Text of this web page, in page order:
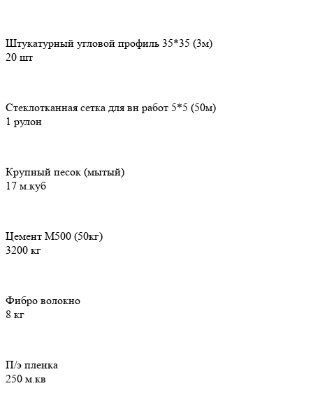
Штукатурный угловой профиль 35*35 (3м)
20 шт
Стеклотканная сетка для вн работ 5*5 (50м)
1 рулон
Крупный песок (мытый)
17 м.куб
Цемент М500 (50кг)
3200 кг
Фибро волокно
8 кг
П/э пленка
250 м.кв